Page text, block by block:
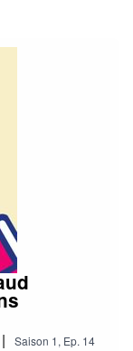
| Saison 1, Ep. 14